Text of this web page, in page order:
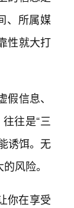
、所属媒
性就大打
信息、
往是“三
诱饵。无
风险。
你在享受